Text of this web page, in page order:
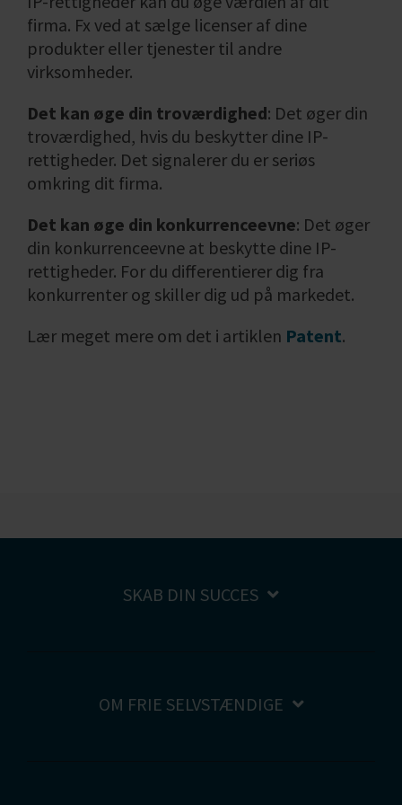
firma. Fx ved at sælge licenser af dine
produkter eller tjenester til andre
virksomheder.
Det kan øge din troværdighed: Det øger din
troværdighed, hvis du beskytter dine IP-
rettigheder. Det signalerer du er seriøs
omkring dit firma.
Det kan øge din konkurrenceevne: Det øger
din konkurrenceevne at beskytte dine IP-
rettigheder. For du differentierer dig fra
konkurrenter og skiller dig ud på markedet.
Lær meget mere om det i artiklen Patent.
SKAB DIN SUCCES
OM FRIE SELVSTÆNDIGE